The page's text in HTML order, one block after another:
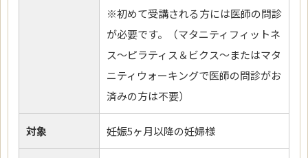
※初めて受講される方には医師の問診
が必要です。（マタニティフィットネ
ス～ピラティス＆ビクス～またはマタ
ニティウォーキングで医師の問診がお
済みの方は不要）
対象 妊娠5ヶ月以降の妊婦様